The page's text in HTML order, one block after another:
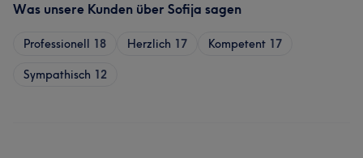
Was unsere Kunden über Sofija sagen
Professionell 18 Herzlich 17 Kompetent 17
Sympathisch 12